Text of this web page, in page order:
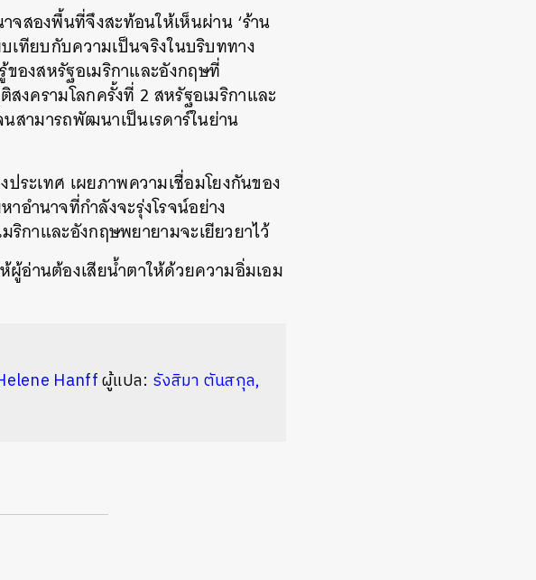
จสองพื้นที่จึงสะท้อนให้เห็นผ่าน‘ร้าน
เทียบกับความเป็นจริงในบริบททาง
องสหรัฐอเมริกาและอังกฤษที่
สงครามโลกครั้งที่ 2สหรัฐอเมริกาและ
สามารถพัฒนาเป็นเรดาร์ในย่าน
ประเทศ เผยภาพความเชื่อมโยงกันของ
อำนาจที่กำลังจะรุ่งโรจน์อย่าง
กาและอังกฤษพยายามจะเยียวยาไว้
อ่านต้องเสียน้ำตาให้ด้วยความอิ่มเอม
Hanffผู้แปล: รังสิมา ตันสกุล,